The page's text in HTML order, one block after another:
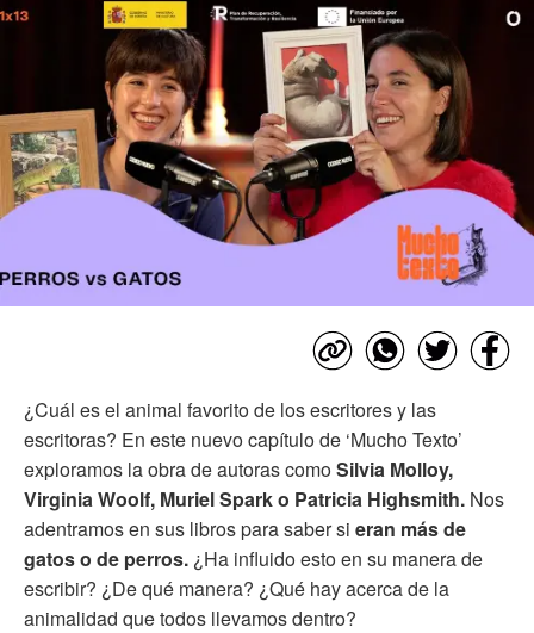
¿Cuál es el animal favorito de los escritores y las
escritoras? En este nuevo capítulo de ‘Mucho Texto’
exploramos la obra de autoras comoSilvia Molloy,
Virginia Woolf, Muriel Spark o Patricia Highsmith. Nos
adentramos en sus libros para saber si eran más de
gatos o de perros. ¿Ha influido esto en su manera de
escribir? ¿De qué manera? ¿Qué hay acerca de la
animalidad que todos llevamos dentro?